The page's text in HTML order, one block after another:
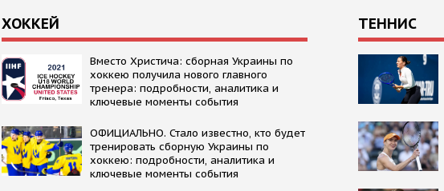
ХОККЕЙ
Вместо Христича: сборная Украины по
хоккею получила нового главного
тренера: подробности, аналитика и
ключевые моменты события
ОФИЦИАЛЬНО. Стало известно, кто будет
тренировать сборную Украины по
хоккею: подробности, аналитика и
ключевые моменты события
ТЕННИС